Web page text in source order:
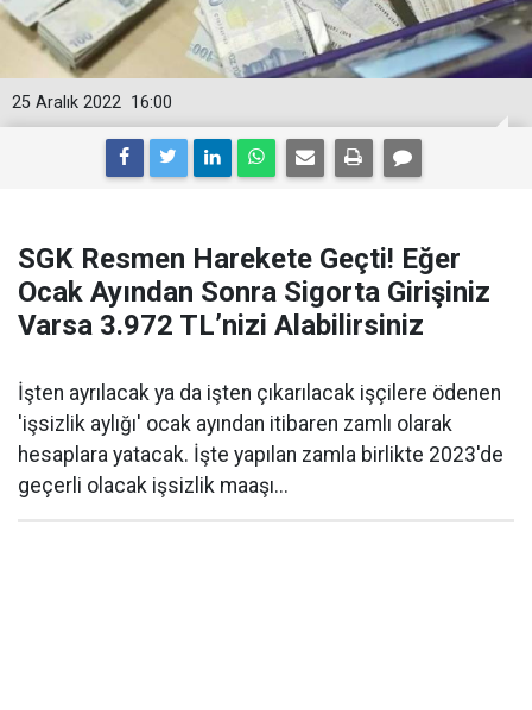
16:00
25 Aralık 2022
SGK Resmen Harekete Geçti! Eğer
Ocak Ayından Sonra Sigorta Girişiniz
Varsa 3.972 TL’nizi Alabilirsiniz
İşten ayrılacak ya da işten çıkarılacak işçilere ödenen
'işsizlik aylığı' ocak ayından itibaren zamlı olarak
hesaplara yatacak. İşte yapılan zamla birlikte 2023'de
geçerli olacak işsizlik maaşı...